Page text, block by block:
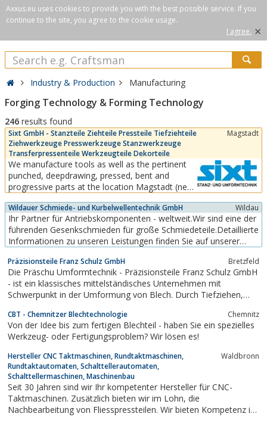
Axxus.eu uses cookies to provide you with the best possible service. If you
continue to the site, you agree to the cookie usage.
I agree. ×
Industry & Production Manufacturing
Forging Technology & Forming Technology
246 results found
Sixt GmbH - Stanzteile Ziehteile Pressteile Tiefziehteile
Ziehwerkzeuge Presswerkzeuge Stanzwerkzeuge
Transferpressenteile Werkzeugteile Dekorteile
Magstadt
We manufacture tools as well as the pertinent
punched, deepdrawing, pressed, bent and
progressive parts at the location Magstadt (near
subassemblies and systems round off our
product range. The employees are informed on-
line about all production operations and are
equipped with all...
Wildauer Schmiede- und Kurbelwellentechnik GmbH Wildau
Ihr Partner für Antriebskomponenten - weltweit.Wir sind eine der
führenden Gesenkschmieden für große Schmiedeteile.Detaillierte
Informationen zu unseren Leistungen finden Sie auf unserer
Präzisionsteile Franz Schulz GmbH Bretzfeld
Die Präschu Umformtechnik - Präzisionsteile Franz Schulz GmbH
- ist ein klassisches mittelständisches Unternehmen mit
Schwerpunkt in der Umformung von Blech. Durch Tiefziehen,
anschließenden Montage- und Bearbeitungstechnologien lassen
Baugruppen entstehen, die auf ...
CBT - Chemnitzer Blechtechnologie Chemnitz
Von der Idee bis zum fertigen Blechteil - haben Sie ein spezielles
Werkzeug- oder Fertigungsproblem? Wir lösen es!
Hersteller CNC Taktmaschinen, Rundtaktmaschinen,
Rundtaktautomaten, Schalttellerautomaten,
Schalttellermaschinen, Maschinenbau
Waldbronn
Seit 30 Jahren sind wir Ihr kompetenter Hersteller für CNC-
Taktmaschinen. Zusätzlich bieten wir im Lohn, die
Nachbearbeitung von Fliesspressteilen. Wir bieten Kompetenz in